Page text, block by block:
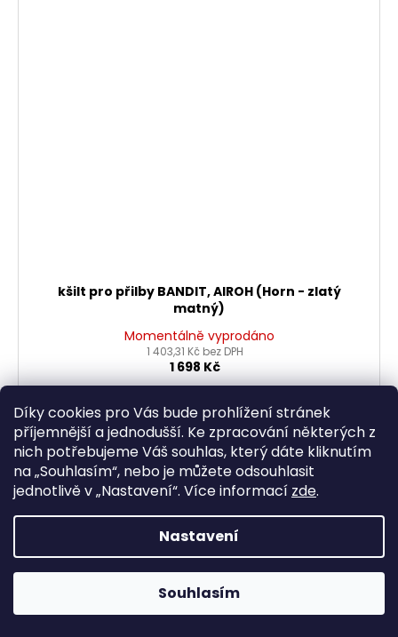
Díky cookies pro Vás bude prohlížení stránek
příjemnější a jednodušší. Ke zpracování některých z
nich potřebujeme Váš souhlas, který dáte kliknutím
na „Souhlasím“, nebo je můžete odsouhlasit
jednotlivě v „Nastavení“. Více informací zde.
Nastavení
Souhlasím
kšilt pro přilby BANDIT, AIROH (Horn - zlatý
matný)
Momentálně vyprodáno
1 403,31 Kč bez DPH
1 698 Kč
DETAIL